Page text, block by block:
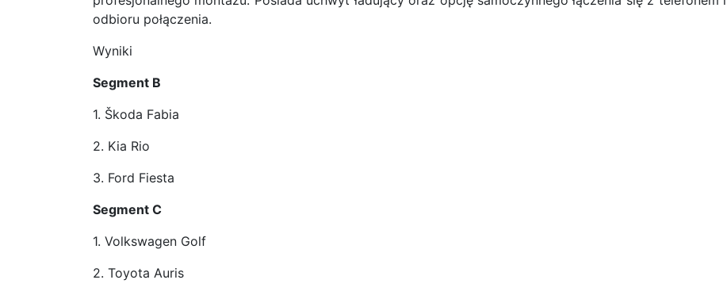
odbioru połączenia.
Wyniki
Segment B
1. Škoda Fabia
2. Kia Rio
3. Ford Fiesta
Segment C
1. Volkswagen Golf
2. Toyota Auris